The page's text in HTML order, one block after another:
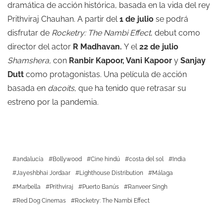
dramática de acción histórica, basada en la vida del rey
Prithviraj Chauhan. A partir del1 de julio se podrá
disfrutar de Rocketry: The Nambi Effect, debut como
director del actor R Madhavan. Y el22 de julio
Shamshera, con Ranbir Kapoor, Vani Kapoor y Sanjay
Dutt como protagonistas. Una película de acción
basada en dacoits, que ha tenido que retrasar su
estreno por la pandemia.
andalucía Bollywood Cine hindú costa del sol
India
Jayeshbhai Jordaar
Lighthouse Distribution
Málaga
Marbella
Prithviraj Puerto Banús
Ranveer Singh
Red Dog Cinemas
Rocketry: The Nambi Effect